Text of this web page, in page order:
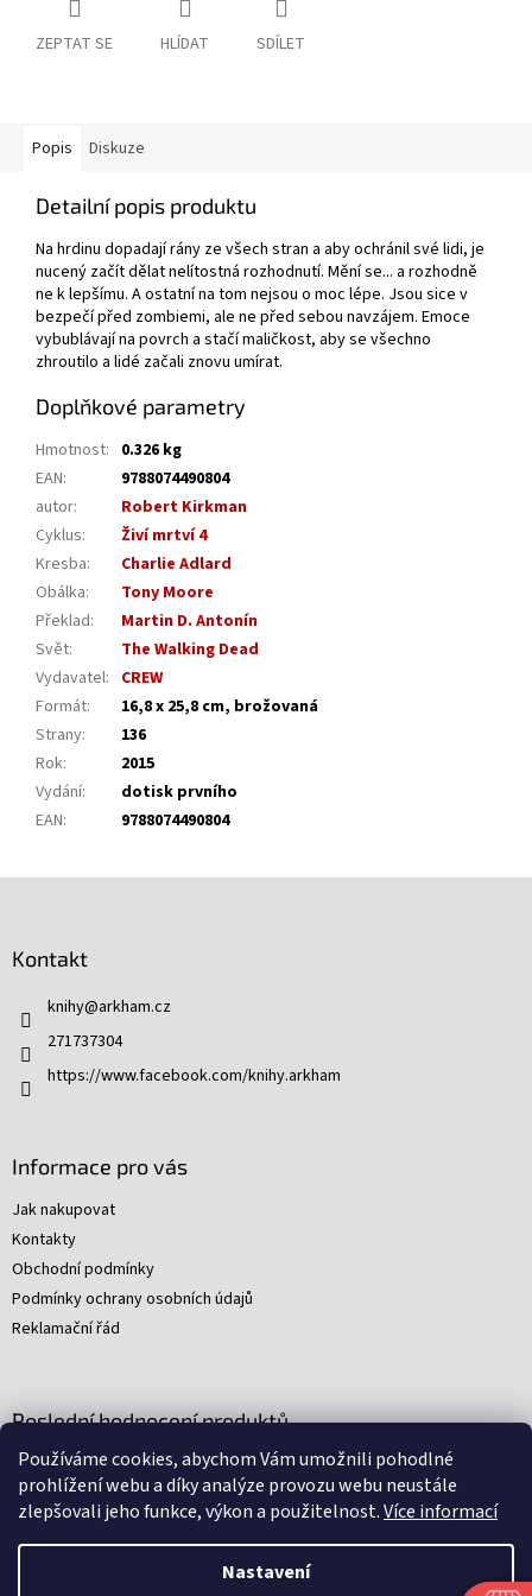
Používáme cookies, abychom Vám umožnili pohodlné
prohlížení webu a díky analýze provozu webu neustále
zlepšovali jeho funkce, výkon a použitelnost.Více informací
Nastavení
ZEPTAT SE HLÍDAT SDÍLET
Popis Diskuze
Detailní popis produktu
Na hrdinu dopadají rány ze všech stran a aby ochránil své lidi, je
nucený začít dělat nelítostná rozhodnutí. Mění se... a rozhodně
ne k lepšímu. A ostatní na tom nejsou o moc lépe. Jsou sice v
bezpečí před zombiemi, ale ne před sebou navzájem. Emoce
vybublávají na povrch a stačí maličkost, aby se všechno
zhroutilo a lidé začali znovu umírat.
Doplňkové parametry
Hmotnost: 0.326 kg
EAN:
9788074490804
autor:
Robert Kirkman
Cyklus:
Živí mrtví 4
Kresba:
Charlie Adlard
Obálka:
Tony Moore
Překlad:
Martin D. Antonín
Svět:
The Walking Dead
Vydavatel: CREW
Formát:
16,8 x 25,8 cm, brožovaná
Strany:
136
Rok:
2015
Vydání:
dotisk prvního
EAN: 9788074490804
Kontakt
knihy@arkham.cz
271737304
https://www.facebook.com/knihy.arkham
Informace pro vás
Jak nakupovat
Kontakty
Obchodní podmínky
Podmínky ochrany osobních údajů
Reklamační řád
Poslední hodnocení produktů
Young Indiana Jones a poklad na plantáži (A)
Hodnocení produktu je 5 z 5 hvězdiček.
|
Remedio Digital|Zbyněk Svoboda
Vytvořil